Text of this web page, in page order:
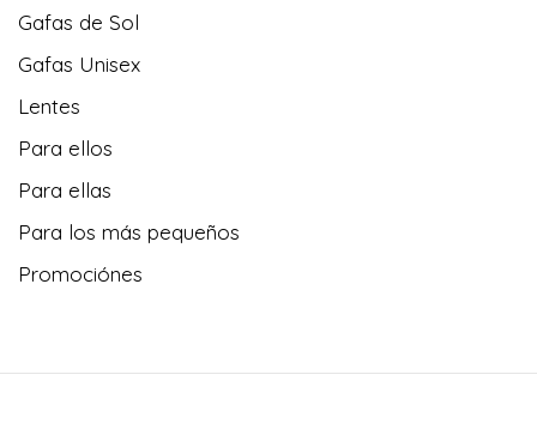
Gafas de Sol
Gafas Unisex
Lentes
Para ellos
Para ellas
Para los más pequeños
Promociónes